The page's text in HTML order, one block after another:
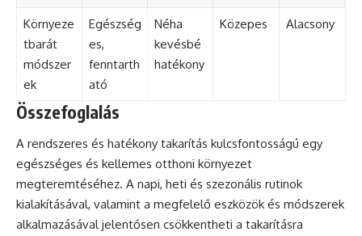
Környeze
tbarát
módszer
ek
Egészség
es,
fenntarth
ató
Néha
kevésbé
hatékony
Közepes Alacsony
Összefoglalás
A rendszeres és hatékony takarítás kulcsfontosságú egy
egészséges és kellemes otthoni környezet
megteremtéséhez. A napi, heti és szezonális rutinok
kialakításával, valamint a megfelelő eszközök és módszerek
alkalmazásával jelentősen csökkentheti a takarításra